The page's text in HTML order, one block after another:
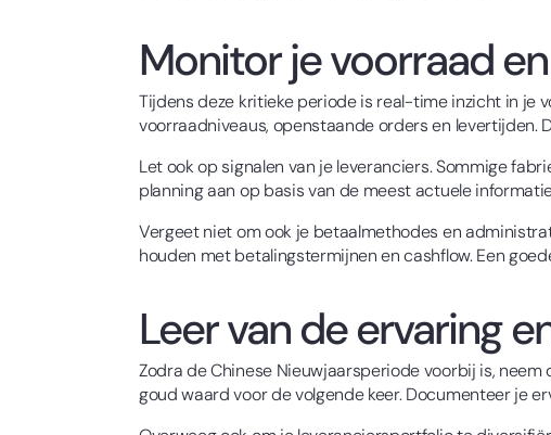
Monitor je voorraad
Tijdens deze kritieke periode is real-time inzicht in je
voorraadniveaus, openstaande orders en
Let ook op signalen van je leveranciers. Sommige
planning aan op basis van de meest actuele
Vergeet niet om ook je betaalmethodes en
houden met betalingstermijnen en cashflow. Een
Leer van de ervaring
Zodra de Chinese Nieuwjaarsperiode voorbij is,
goud waard voor de volgende keer. Documenteer je